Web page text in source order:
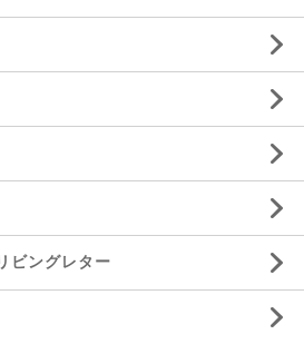
ビングレター